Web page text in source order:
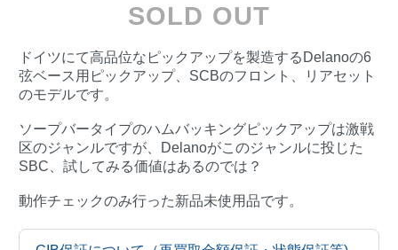
SOLD OUT
ドイツにて高品位なピックアップを製造するDelanoの6
弦ベース用ピックアップ、SCBのフロント、リアセット
のモデルです。
ソープバータイプのハムバッキングピックアップは激戦
区のジャンルですが、Delanoがこのジャンルに投じた
SBC、試してみる価値はあるのでは？
動作チェックのみ行った新品未使用品です。